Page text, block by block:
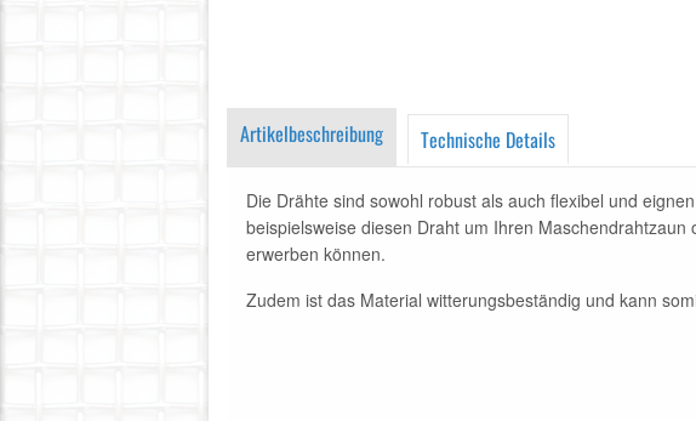
Artikelbeschreibung Technische Details
Die Drähte sind sowohl robust als auch flexibel und
beispielsweise diesen Draht um Ihren
erwerben können.
Zudem ist das Material witterungsbeständig und kann